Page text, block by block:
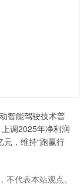
智能驾驶技术普
调2025年净利润
，维持“跑赢行
代表本站观点。